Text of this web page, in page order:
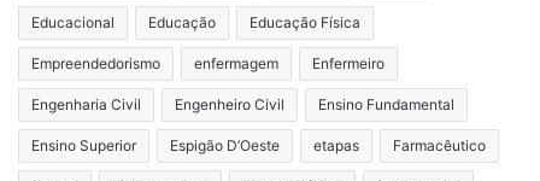
Educacional Educação Educação Física
Empreendedorismo enfermagem Enfermeiro
Engenharia Civil Engenheiro Civil Ensino Fundamental
Ensino Superior Espigão D’Oeste etapas Farmacêutico